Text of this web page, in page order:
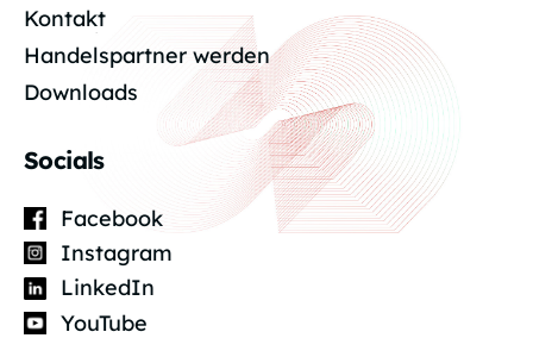
Kontakt
Handelspartner werden
Downloads
Socials
Facebook
Instagram
LinkedIn
YouTube